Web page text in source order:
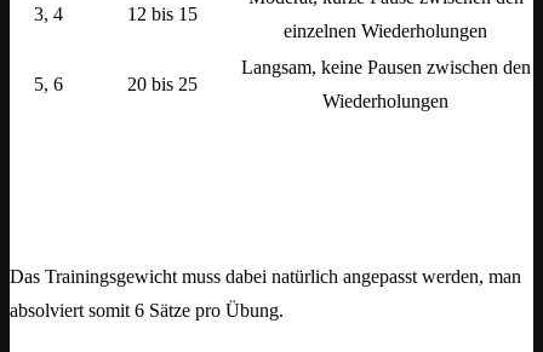
3, 4 12 bis 15
einzelnen Wiederholungen
5, 6 20 bis 25
Langsam, keine Pausen zwischen den
Wiederholungen
Das Trainingsgewicht muss dabei natürlich angepasst werden, man
absolviert somit 6 Sätze pro Übung.